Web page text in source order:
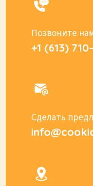
Позвоните
+1 (613)
Сделать